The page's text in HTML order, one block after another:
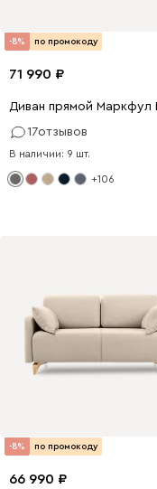
-8% по промокоду
71 990
Диван прямой
17отзывов
В наличии: 9 шт.
+106
-8% по промокоду
66 990